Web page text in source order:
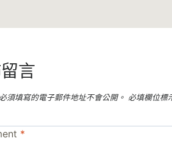
言
須填寫的電子郵件地址不會公開。 必填欄位標
*